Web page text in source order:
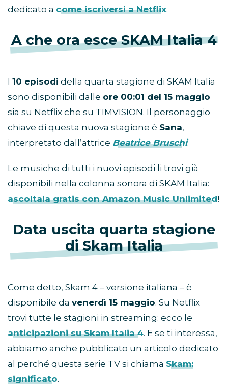
dedicato a come iscriversi a Netflix.
A che ora esce SKAM Italia 4
I 10 episodi della quarta stagione di SKAM Italia
sono disponibili dalle ore 00:01 del 15 maggio
sia su Netflix che su TIMVISION. Il personaggio
chiave di questa nuova stagione è Sana,
interpretato dall’attrice Beatrice Bruschi.
Le musiche di tutti i nuovi episodi li trovi già
disponibili nella colonna sonora di SKAM Italia:
ascoltala gratis con Amazon Music Unlimited!
Data uscita quarta stagione
di Skam Italia
Come detto, Skam 4 – versione italiana – è
disponibile da venerdì 15 maggio. Su Netflix
trovi tutte le stagioni in streaming: ecco le
anticipazioni su Skam Italia 4. E se ti interessa,
abbiamo anche pubblicato un articolo dedicato
al perché questa serie TV si chiama Skam:
significato.